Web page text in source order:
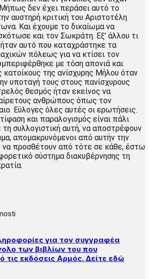
δεν έχει περάσει αυτό το
αυστηρή κριτική του Αριστοτέλη
Και έχουμε το δικαίωμα να
και τον Σωκράτη. Εξ’ άλλου τι
αυτό που καταχράστηκε τα
πόλεως για να κτίσει τον
με τόση απονιά και
κατοίκους της ανίσχυρης Μήλου όταν
υποταγή τους στους πανίσχυρους
θεσμός ήταν εκείνος να
ανθρώπους όπως τον
Εύλογες όλες αυτές οι ερωτήσεις.
και παραλογισμός είναι πάλι
συλλογιστική αυτή, να αποστρέφουν
απομακρυνόμενοι από αυτήν την
να προσθέτουν από τότε σε κάθε, έστω
σύστημα διακυβέρνησης τη
για τον συγγραφέα
των βιβλίων του που
τις εκδόσεις Αρμός. Δείτε εδώ